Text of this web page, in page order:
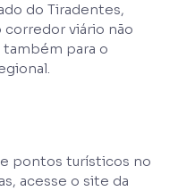
do Tiradentes,
viário não
também para o
pontos turísticos no
acesse o site da